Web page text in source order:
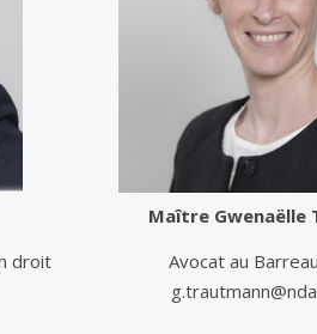
droit
Maître Gwenaëlle
Avocat au